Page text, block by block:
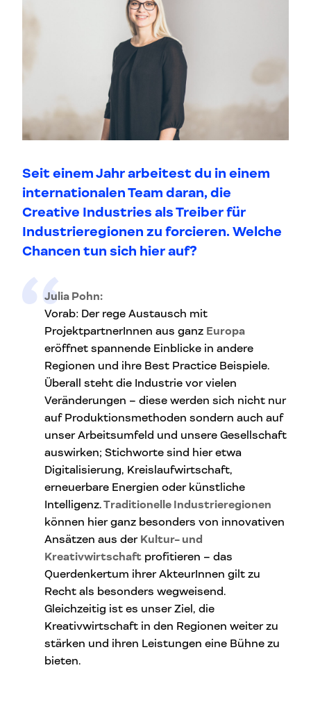
Seit einem Jahr arbeitest du in einem
internationalen Team daran, die
Creative Industries als Treiber für
Industrieregionen zu forcieren. Welche
Chancen tun sich hier auf?
Julia Pohn:
Vorab: Der rege Austausch mit
ProjektpartnerInnen aus ganz Europa
eröffnet spannende Einblicke in andere
Regionen und ihre Best Practice Beispiele.
Überall steht die Industrie vor vielen
Veränderungen – diese werden sich nicht nur
auf Produktionsmethoden sondern auch auf
unser Arbeitsumfeld und unsere Gesellschaft
auswirken; Stichworte sind hier etwa
Digitalisierung, Kreislaufwirtschaft,
erneuerbare Energien oder künstliche
Intelligenz.Traditionelle Industrieregionen
können hier ganz besonders von innovativen
Ansätzen aus der Kultur- und
Kreativwirtschaft profitieren – das
Querdenkertum ihrer AkteurInnen gilt zu
Recht als besonders wegweisend.
Gleichzeitig ist es unser Ziel, die
Kreativwirtschaft in den Regionen weiter zu
stärken und ihren Leistungen eine Bühne zu
bieten.